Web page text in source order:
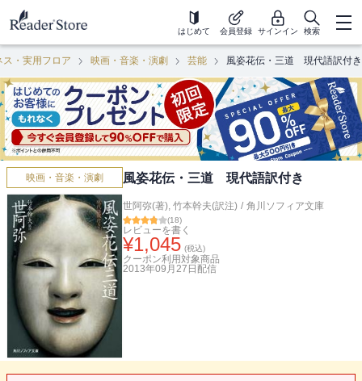
はじめて 会員登録 サインイン 検索
ス・実用フロア 映画・音楽・演劇 芸能 風姿花伝・三道 現代語訳付き
映画・音楽・演劇 風姿花伝・三道 現代語訳付き
世阿弥(著), 竹本幹夫(訳注) / 角川ソフィア文庫
(18)
レビューを書く
¥1,045 (税込)
クーポン利用対象商品
2013年09月27日 配信